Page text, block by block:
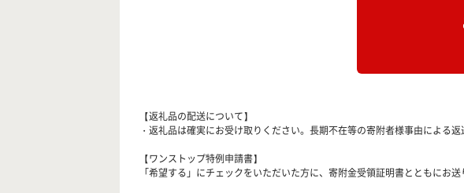
【返礼品の配送について】
・返礼品は確実にお受け取りください。長期不在等の寄附者様事由による
【ワンストップ特例申請書】
「希望する」にチェックをいただいた方に、寄附金受領証明書とともにお送